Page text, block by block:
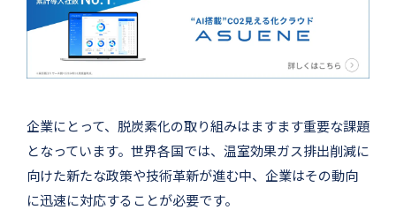
企業にとって、脱炭素化の取り組みはますます重要な課題
となっています。世界各国では、温室効果ガス排出削減に
向けた新たな政策や技術革新が進む中、企業はその動向
に迅速に対応することが必要です。